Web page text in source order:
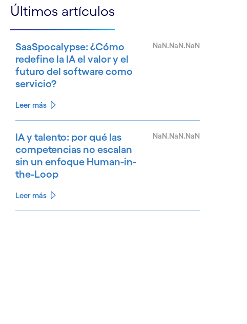
Últimos artículos
SaaSpocalypse: ¿Cómo
redefine la IA el valor y el
futuro del software como
servicio?
NaN.NaN.NaN
Leer más
IA y talento: por qué las
competencias no escalan
sin un enfoque Human-in-
the-Loop
NaN.NaN.NaN
Leer más